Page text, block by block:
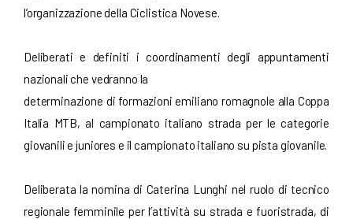
l’organizzazione della Ciclistica Novese.
Deliberati e definiti i coordinamenti degli appuntamenti
nazionali che vedranno la
determinazione di formazioni emiliano romagnole alla Coppa
Italia MTB, al campionato italiano strada per le categorie
giovanili e juniores e il campionato italiano su pista giovanile.
Deliberata la nomina di Caterina Lunghi nel ruolo di tecnico
regionale femminile per l’attività su strada e fuoristrada, di